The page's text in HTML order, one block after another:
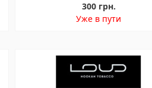
300 грн.
Уже в пути